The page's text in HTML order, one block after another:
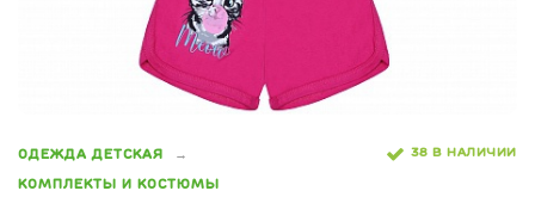
ОДЕЖДА ДЕТСКАЯ
КОМПЛЕКТЫ И КОСТЮМЫ
38 В НАЛИЧИИ